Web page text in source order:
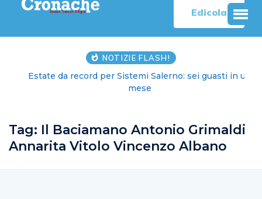
Edicola
NOTIZIE FLASH!
Estate da record per Sistemi Salerno: sei guasti in un
mese
Tag: Il Baciamano Antonio Grimaldi
Annarita Vitolo Vincenzo Albano